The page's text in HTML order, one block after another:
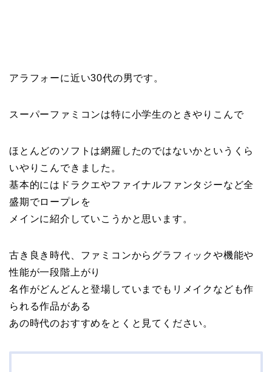
アラフォーに近い30代の男です。
スーパーファミコンは特に小学生のときやりこんで
ほとんどのソフトは網羅したのではないかというくら
いやりこんできました。
基本的にはドラクエやファイナルファンタジーなど全
盛期でロープレを
メインに紹介していこうかと思います。
古き良き時代、ファミコンからグラフィックや機能や
性能が一段階上がり
名作がどんどんと登場していまでもリメイクなども作
られる作品がある
あの時代のおすすめをとくと見てください。